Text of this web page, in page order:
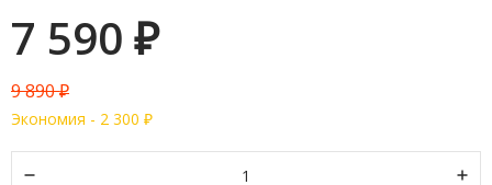
7 590 ₽
9 890₽
Экономия - 2 300 ₽